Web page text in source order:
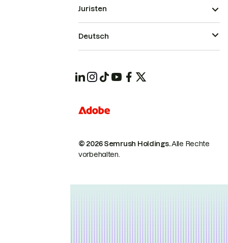
© 2026 Semrush Holdings.Alle Rechte
vorbehalten.
Juristen
Deutsch